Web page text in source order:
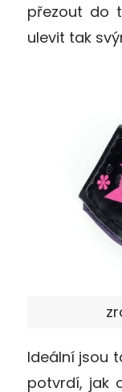
přezout do
ulevit tak
Ideální jsou
potvrdí, jak